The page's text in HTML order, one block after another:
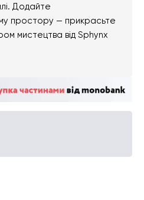
Додайте
простору — прикрасьте
мистецтва від Sphynx